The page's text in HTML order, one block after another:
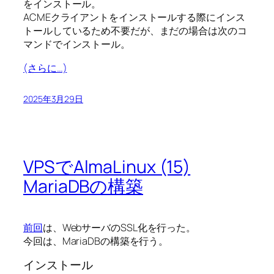
をインストール。
ACMEクライアントをインストールする際にインス
トールしているため不要だが、まだの場合は次のコ
マンドでインストール。
(さらに…)
2025年3月29日
VPSでAlmaLinux (15)
MariaDBの構築
前回は、WebサーバのSSL化を行った。
今回は、MariaDBの構築を行う。
インストール